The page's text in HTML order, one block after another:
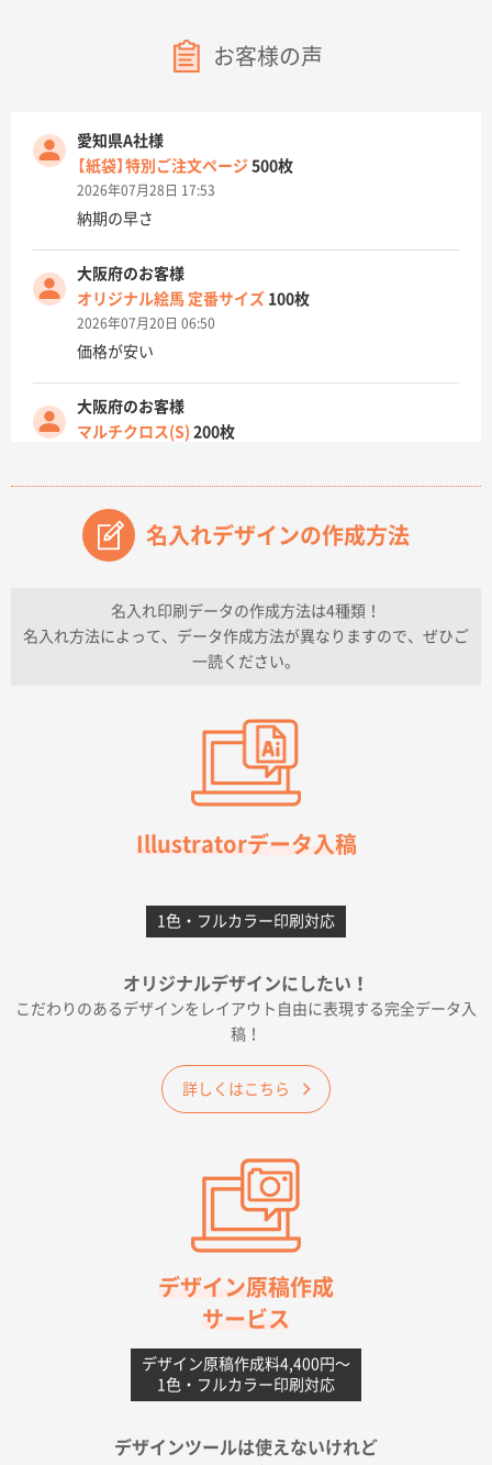
お客様の声
愛知県A社様
【紙袋】特別ご注文ページ 500枚
2026年07月28日 17:53
納期の早さ
大阪府のお客様
オリジナル絵馬 定番サイズ 100枚
2026年07月20日 06:50
価格が安い
大阪府のお客様
マルチクロス(S) 200枚
原稿データ流用が可能で価格が妥当なこと
兵庫県のお客様
チケットホルダー ダブルポケット
上記のとおりです。
柳さんの対応が素晴らしかった。
フレキソレジ袋 Uバッグ 35号
5000枚
2026年06月28日 15:14
千葉県A社様
2026年06月19日 09:41
価格 大丈夫そうな会社に見えた
大阪府のお客様
A4フルカラークリアファイル1000枚
【ポリ】特別ご注文ページ1000枚
2026年06月08日 17:38
対応の速さ、丁寧さ、提案など
不織布フラットバッグ（A4縦サイズ）1000枚
2026年05月25日 15:10
が決め手です
名入れデザインの作成方法
名入れ印刷データの作成方法は4種類！
名入れ方法によって、データ作成方法が異なりますので、ぜひご
一読ください。
Illustratorデータ入稿
1色・フルカラー印刷対応
オリジナルデザインにしたい！
こだわりのあるデザインをレイアウト自由に表現する完全データ入
稿！
詳しくはこちら
デザイン原稿作成
サービス
デザイン原稿作成料4,400円〜
1色・フルカラー印刷対応
デザインツールは使えないけれど